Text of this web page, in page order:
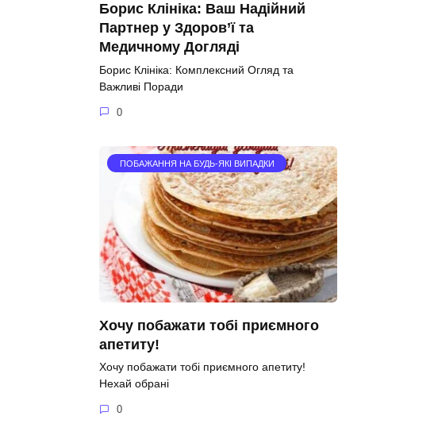
Борис Клініка: Ваш Надійний
Партнер у Здоров’ї та
Медичному Догляді
Борис Клініка: Комплексний Огляд та
Важливі Поради
0
ПОБАЖАННЯ НА БУДЬ-ЯКІ ВИПАДКИ
Хочу побажати тобі приємного
апетиту!
Хочу побажати тобі приємного апетиту!
Нехай обрані
0